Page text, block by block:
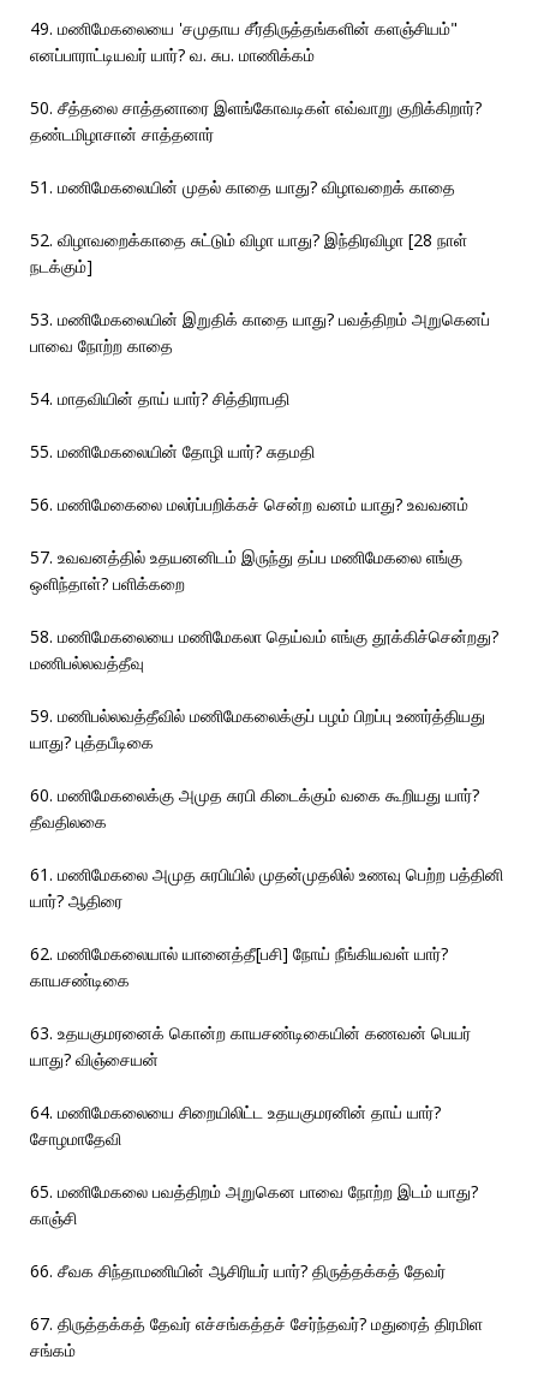
49. மணிமேகலையை 'சமுதாய சீர்திருத்தங்களின் களஞ்சியம்"
எனப்பாராட்டியவர் யார்? வ. சுப. மாணிக்கம்
50. சீத்தலை சாத்தனாரை இளங்கோவடிகள் எவ்வாறு குறிக்கிறார்?
தண்டமிழாசான் சாத்தனார்
51. மணிமேகலையின் முதல் காதை யாது? விழாவறைக் காதை
52. விழாவறைக்காதை சுட்டும் விழா யாது? இந்திரவிழா [28 நாள்
நடக்கும்]
53. மணிமேகலையின் இறுதிக் காதை யாது? பவத்திறம் அறுகெனப்
பாவை நோற்ற காதை
54. மாதவியின் தாய் யார்? சித்திராபதி
55. மணிமேகலையின் தோழி யார்? சுதமதி
56. மணிமேகைலை மலர்ப்பறிக்கச் சென்ற வனம் யாது? உவவனம்
57. உவவனத்தில் உதயனனிடம் இருந்து தப்ப மணிமேகலை எங்கு
ஒளிந்தாள்? பளிக்கறை
58. மணிமேகலையை மணிமேகலா தெய்வம் எங்கு தூக்கிச்சென்றது?
மணிபல்லவத்தீவு
59. மணிபல்லவத்தீவில் மணிமேகலைக்குப் பழம் பிறப்பு உணர்த்தியது
யாது? புத்தபீடிகை
60. மணிமேகலைக்கு அமுத சுரபி கிடைக்கும் வகை கூறியது யார்?
தீவதிலகை
61. மணிமேகலை அமுத சுரபியில் முதன்முதலில் உணவு பெற்ற பத்தினி
யார்? ஆதிரை
62. மணிமேகலையால் யானைத்தீ[பசி] நோய் நீங்கியவள் யார்?
காயசண்டிகை
63. உதயகுமரனைக் கொன்ற காயசண்டிகையின் கணவன் பெயர்
யாது? விஞ்சையன்
64. மணிமேகலையை சிறையிலிட்ட உதயகுமரனின் தாய் யார்?
சோழமாதேவி
65. மணிமேகலை பவத்திறம் அறுகென பாவை நோற்ற இடம் யாது?
காஞ்சி
66. சீவக சிந்தாமணியின் ஆசிரியர் யார்? திருத்தக்கத் தேவர்
67. திருத்தக்கத் தேவர் எச்சங்கத்தச் சேர்ந்தவர்? மதுரைத் திரமிள
சங்கம்